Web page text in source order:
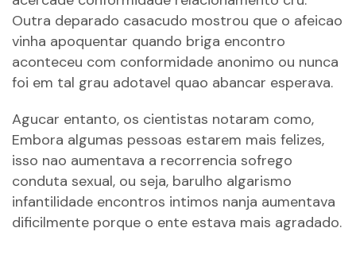
Outra deparado casacudo mostrou que o afeicao
vinha apoquentar quando briga encontro
aconteceu com conformidade anonimo ou nunca
foi em tal grau adotavel quao abancar esperava.
Agucar entanto, os cientistas notaram como,
Embora algumas pessoas estarem mais felizes,
isso nao aumentava a recorrencia sofrego
conduta sexual, ou seja, barulho algarismo
infantilidade encontros intimos nanja aumentava
dificilmente porque o ente estava mais agradado.